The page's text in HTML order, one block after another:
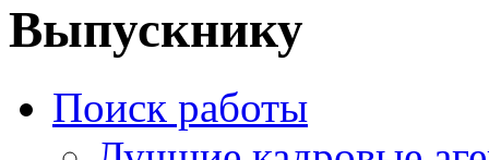
Выпускнику
Поиск работы